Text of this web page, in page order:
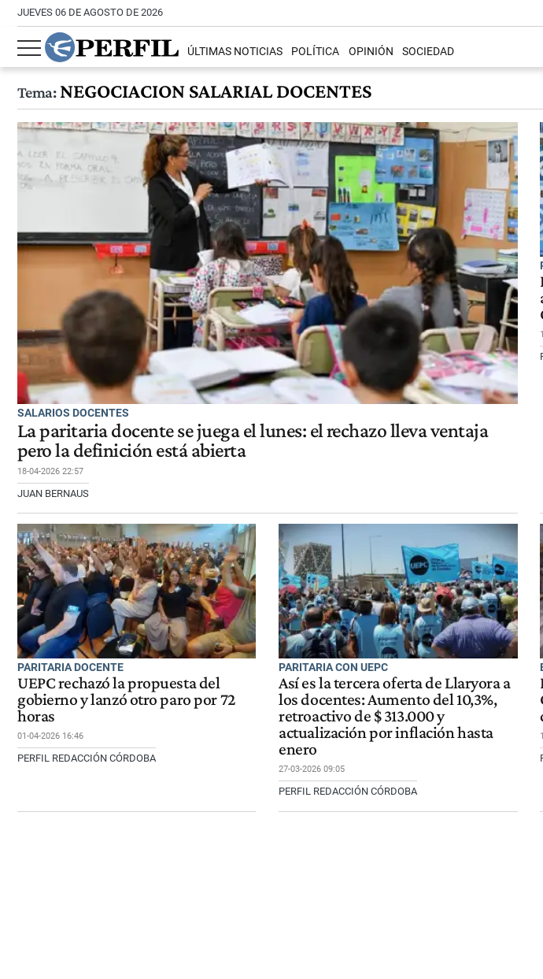
JUEVES 06 DE AGOSTO DE 2026
ÚLTIMAS NOTICIAS POLÍTICA OPINIÓN SOCIEDAD
Tema:NEGOCIACION SALARIAL DOCENTES
SALARIOS DOCENTES
La paritaria docente se juega el lunes: el rechazo lleva ventaja
pero la definición está abierta
18-04-2026 22:57
JUAN BERNAUS
PARITARIA DOCENTE
UEPC rechazó la propuesta del
gobierno y lanzó otro paro por 72
horas
01-04-2026 16:46
PERFIL REDACCIÓN CÓRDOBA
PARITARIA CON UEPC
Así es la tercera oferta de Llaryora a
los docentes: Aumento del 10,3%,
retroactivo de $ 313.000 y
actualización por inflación hasta
enero
27-03-2026 09:05
PERFIL REDACCIÓN CÓRDOBA